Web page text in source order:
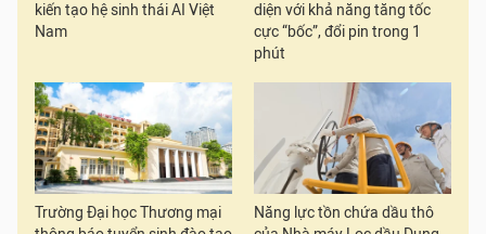
kiến tạo hệ sinh thái AI Việt
Nam
diện với khả năng tăng tốc
cực “bốc”, đổi pin trong 1
phút
Trường Đại học Thương mại
Năng lực tồn chứa dầu thô